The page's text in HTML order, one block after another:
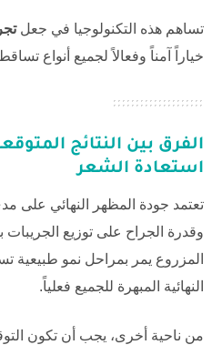
تساهم هذه التكنولوجيا في جعل
خياراً آمناً وفعالاً لجميع أنواع
الفرق بين النتائج
استعادة الشعر
تعتمد جودة المظهر النهائي على
وقدرة الجراح على توزيع الجريبات
المزروع يمر بمراحل نمو طبيعية
النهائية المبهرة للجميع فعلياً.
من ناحية أخرى، يجب أن تكون